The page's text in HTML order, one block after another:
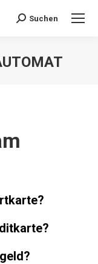
Search:
Suchen